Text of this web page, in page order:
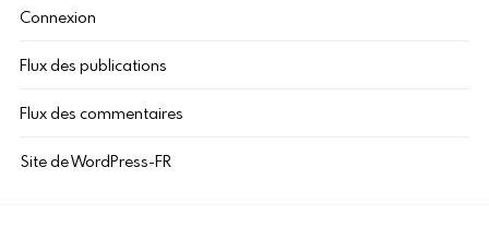
Connexion
Flux des publications
Flux des commentaires
Site de WordPress-FR